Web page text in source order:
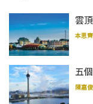
雲
本思齊
五
陳嘉俊